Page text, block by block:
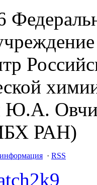
РАН)
· RSS